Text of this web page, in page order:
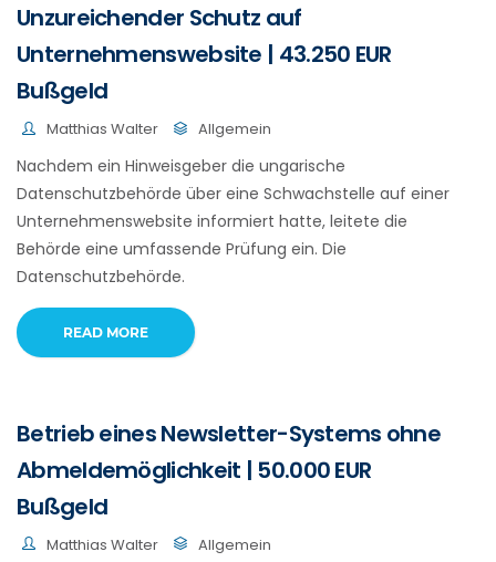
Unzureichender Schutz auf
Unternehmenswebsite | 43.250 EUR
Bußgeld
Matthias Walter Allgemein
Nachdem ein Hinweisgeber die ungarische
Datenschutzbehörde über eine Schwachstelle auf einer
Unternehmenswebsite informiert hatte, leitete die
Behörde eine umfassende Prüfung ein. Die
Datenschutzbehörde.
READ MORE
Betrieb eines Newsletter-Systems ohne
Abmeldemöglichkeit | 50.000 EUR
Bußgeld
Matthias Walter Allgemein